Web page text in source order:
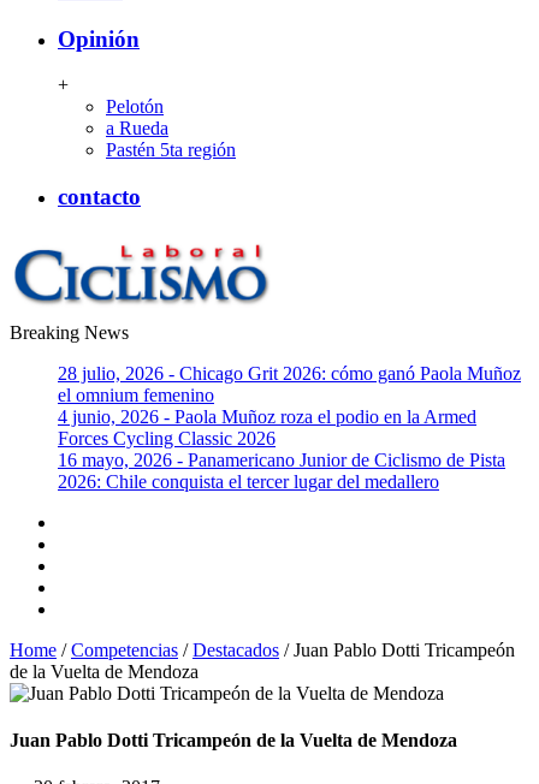
Opinión
+
Pelotón
a Rueda
Pastén 5ta región
contacto
CiclismoLaboral
Breaking News
28 julio, 2026 - Chicago Grit 2026: cómo ganó Paola Muñoz
el omnium femenino
4 junio, 2026 - Paola Muñoz roza el podio en la Armed
Forces Cycling Classic 2026
16 mayo, 2026 - Panamericano Junior de Ciclismo de Pista
2026: Chile conquista el tercer lugar del medallero
Home /Competencias /Destacados /Juan Pablo Dotti Tricampeón
de la Vuelta de Mendoza
Juan Pablo Dotti Tricampeón de la Vuelta de Mendoza